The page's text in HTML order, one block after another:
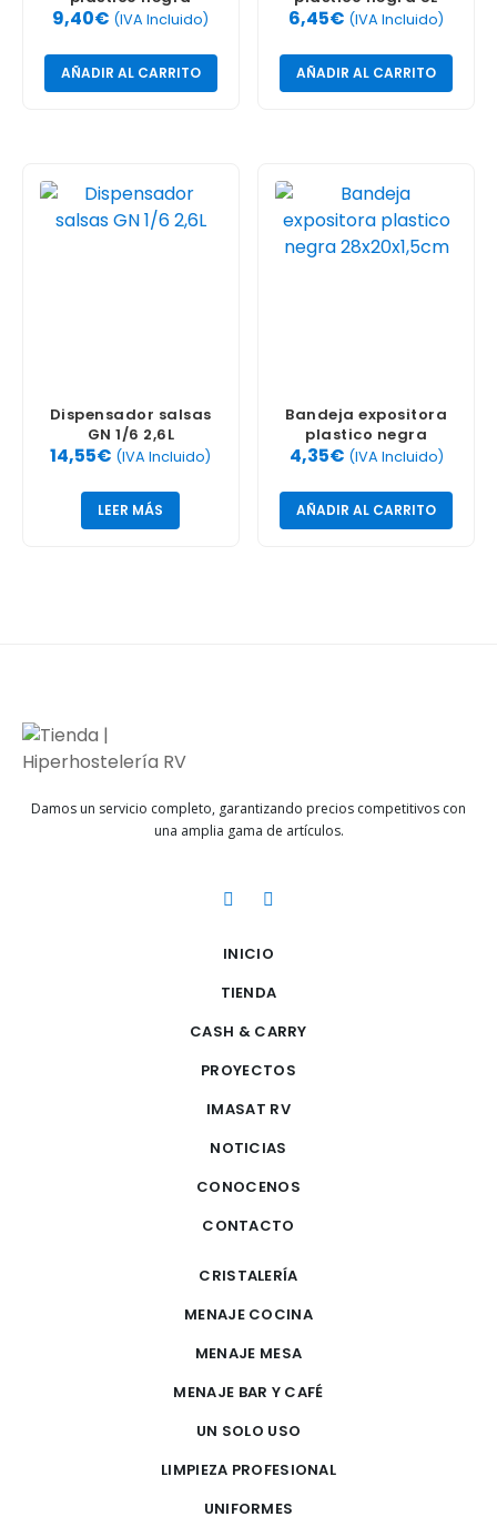
42x30x2,5
9,40€ (IVA Incluido)
AÑADIR AL CARRITO
48x33x8
6,45€ (IVA Incluido)
AÑADIR AL CARRITO
Dispensador salsas
GN 1/6 2,6L
14,55€ (IVA Incluido)
LEER MÁS
Bandeja expositora
plastico negra
28x20x1,5cm
4,35€ (IVA Incluido)
AÑADIR AL CARRITO
Damos un servicio completo, garantizando precios competitivos con
una amplia gama de artículos.
INICIO
TIENDA
CASH & CARRY
PROYECTOS
IMASAT RV
NOTICIAS
CONOCENOS
CONTACTO
CRISTALERÍA
MENAJE COCINA
MENAJE MESA
MENAJE BAR Y CAFÉ
UN SOLO USO
LIMPIEZA PROFESIONAL
UNIFORMES